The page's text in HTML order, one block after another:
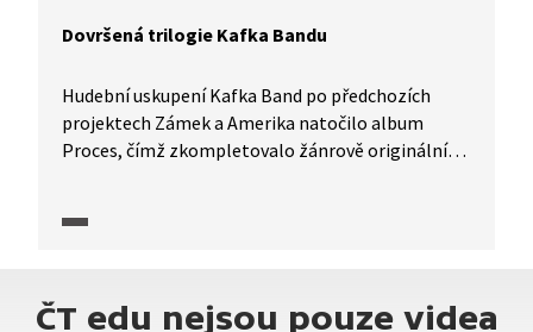
Dovršená trilogie Kafka Bandu
Hudební uskupení Kafka Band po předchozích
projektech Zámek a Amerika natočilo album
Proces, čímž zkompletovalo žánrově originální
odborníků.
ČT edu nejsou pouze videa